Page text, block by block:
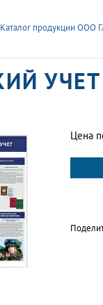
продукции ООО
Цена